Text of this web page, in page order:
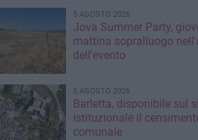
5 AGOSTO 2026
Jova Summer Party,
mattina sopralluogo
dell'evento
5 AGOSTO 2026
Barletta, disponibile sul
istituzionale il
comunale